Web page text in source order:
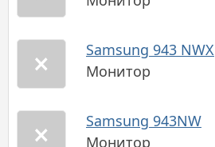
Samsung 943 NWX
Монитор
Samsung 943NW
Монитор